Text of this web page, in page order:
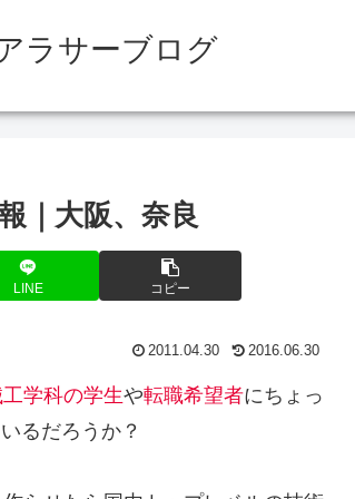
ラサーブログ
｜大阪、奈良
LINE コピー
2011.04.30 2016.06.30
学科の学生や転職希望者にちょっ
るだろうか？